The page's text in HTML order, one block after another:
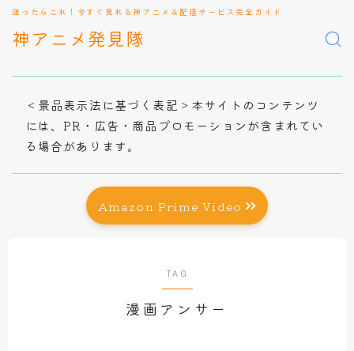
神アニメ発見隊
迷ったらこれ！今すぐ見れる神アニメ＆配信サービス完全ガイド
＜景品表示法に基づく表記＞本サイトのコンテンツ
には、PR・広告・商品プロモーションが含まれてい
る場合があります。
Amazon Prime Video
TAG
漫画アンサー